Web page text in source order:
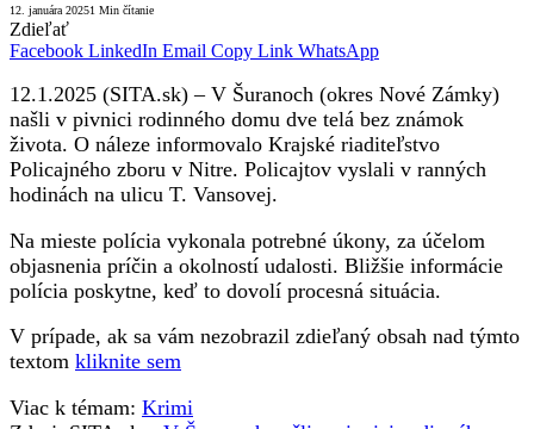
12. januára 20251 Min čítanie
Zdieľať
Facebook LinkedIn Email Copy Link WhatsApp
12.1.2025 (SITA.sk) – V Šuranoch (okres Nové Zámky)
našli v pivnici rodinného domu dve telá bez známok
života. O náleze informovalo Krajské riaditeľstvo
Policajného zboru v Nitre. Policajtov vyslali v ranných
hodinách na ulicu T. Vansovej.
Na mieste polícia vykonala potrebné úkony, za účelom
objasnenia príčin a okolností udalosti. Bližšie informácie
polícia poskytne, keď to dovolí procesná situácia.
V prípade, ak sa vám nezobrazil zdieľaný obsah nad týmto
textom kliknite sem
Viac k témam: Krimi